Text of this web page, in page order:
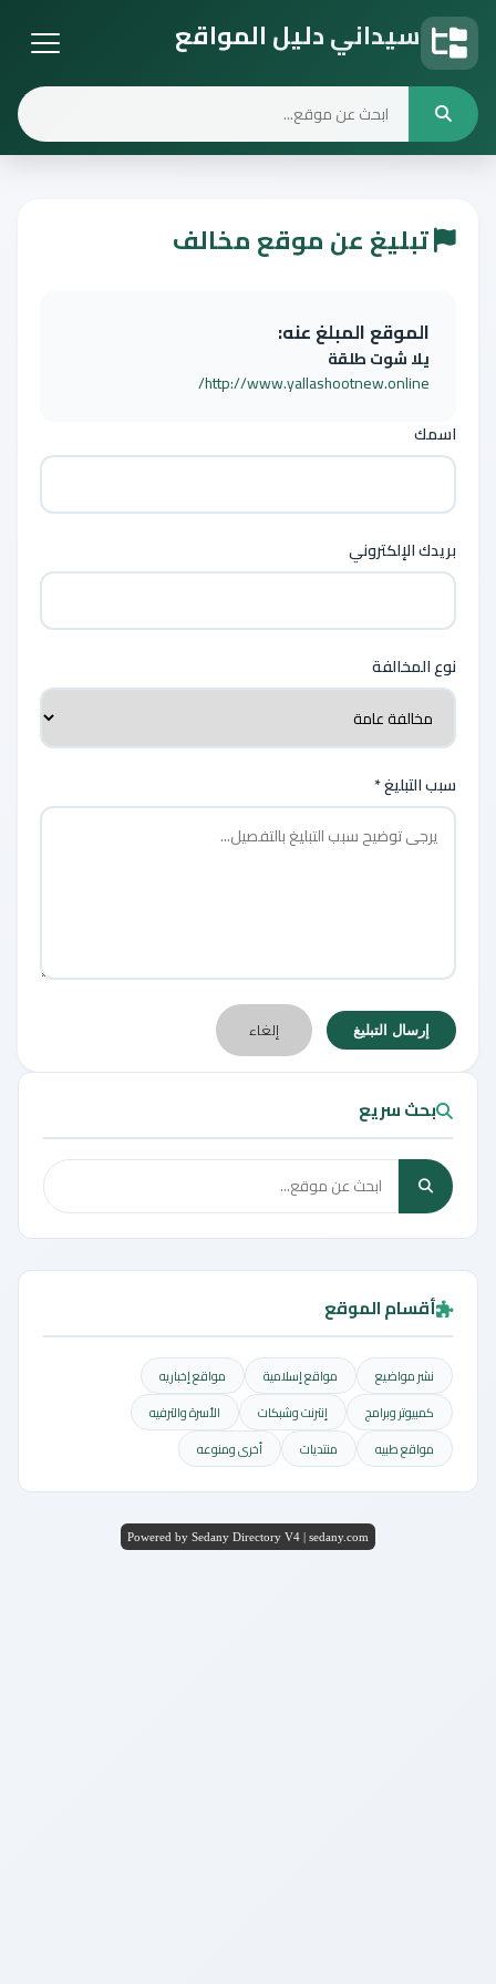
سيداني دليل المواقع
تبليغ عن موقع مخالف
الموقع المبلغ عنه:
يلا شوت طلقة
http://www.yallashootnew.online/
اسمك
بريدك الإلكتروني
نوع المخالفة
سبب التبليغ *
إرسال التبليغ إلغاء
بحث سريع
أقسام الموقع
نشر مواضيع مواقع إسلامية
مواقع إخباريه
كمبيوتر وبرامج
إنترنت وشبكات
الأسرة والترفيه
مواقع طبيه
منتديات أخرى ومنوعه
Powered by Sedany Directory V4 | sedany.com